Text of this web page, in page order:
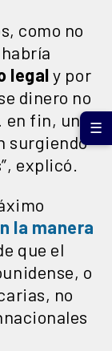
como no
legaly por
dinero no
fin, una
surgiendo
explicó.
la manera
que el
o
no
☰